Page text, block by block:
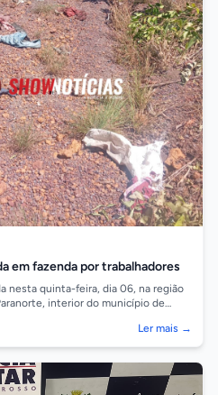
em fazenda por trabalhadores
nesta quinta-feira, dia 06, na região
interior do município de
Ler mais →